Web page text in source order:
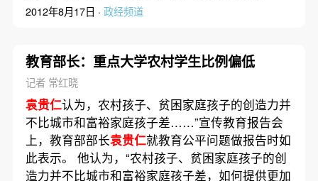
2012年8月17日 · 政经频道
教育部长：重点大学农村学生比例偏低
记者 常红晓
袁贵仁认为，农村孩子、贫困家庭孩子的创造力并
不比城市和富裕家庭孩子差……”宣传教育报告会
上，教育部部长袁贵仁就教育公平问题做报告时如
此表示。 他认为，“农村孩子、贫困家庭孩子的创
造力并不比城市和富裕家庭孩子差，如何提供更加